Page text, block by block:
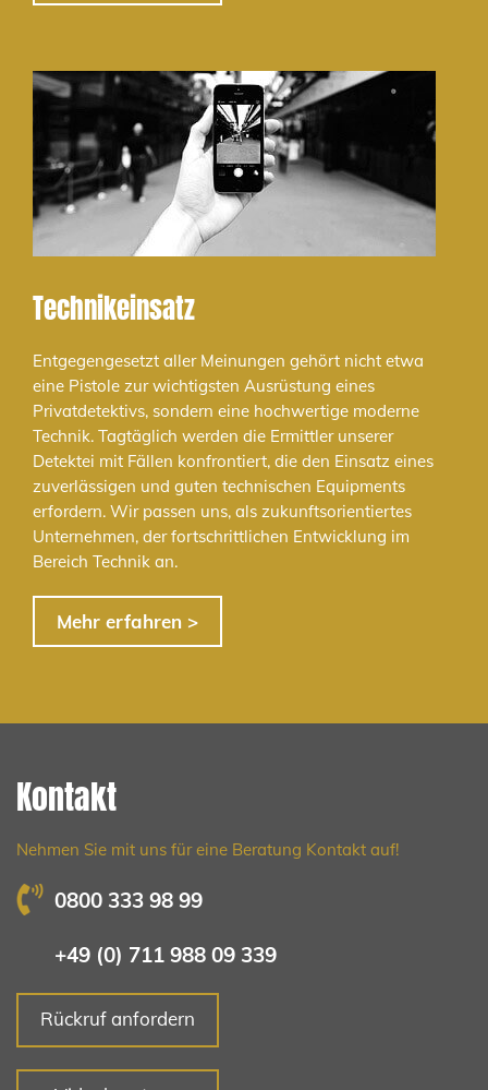
Technikeinsatz
Entgegengesetzt aller Meinungen gehört nicht etwa
eine Pistole zur wichtigsten Ausrüstung eines
Privatdetektivs, sondern eine hochwertige moderne
Technik. Tagtäglich werden die Ermittler unserer
Detektei mit Fällen konfrontiert, die den Einsatz eines
zuverlässigen und guten technischen Equipments
erfordern. Wir passen uns, als zukunftsorientiertes
Unternehmen, der fortschrittlichen Entwicklung im
Bereich Technik an.
Mehr erfahren >
Kontakt
Nehmen Sie mit uns für eine Beratung Kontakt auf!
0800 333 98 99
+49 (0) 711 988 09 339
Rückruf anfordern